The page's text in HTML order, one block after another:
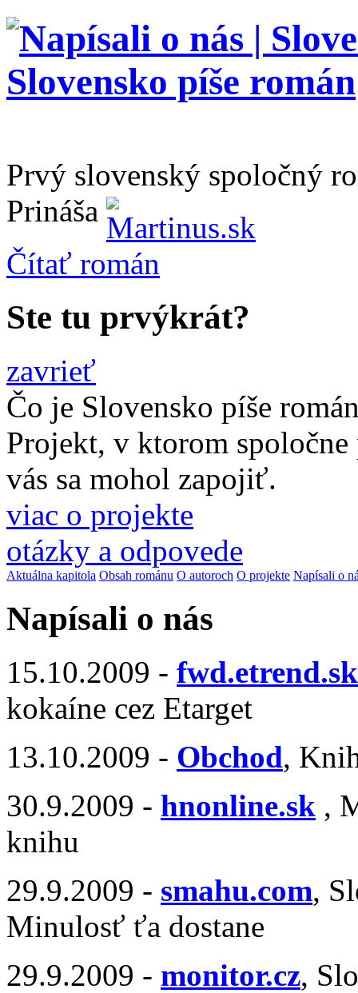
Prvý slovenský spoločný
Prináša
Čítať román
Ste tu prvýkrát?
zavrieť
Čo je Slovensko píše
Projekt, v ktorom
vás sa mohol zapojiť.
viac o projekte
otázky a odpovede
Aktuálna kapitola Obsah románu O autoroch O projekte Napísali o
Napísali o nás
15.10.2009 - fwd.etrend.sk
kokaíne cez Etarget
13.10.2009 - Obchod,
30.9.2009 - hnonline.sk ,
knihu
29.9.2009 - smahu.com,
Minulosť ťa dostane
29.9.2009 - monitor.cz,